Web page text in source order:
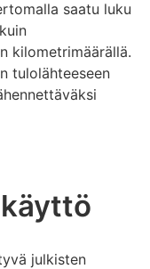
saatu luku
kilometrimäärällä.
tulolähteeseen
julkisten